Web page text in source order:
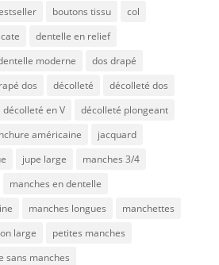
boutons tissu
col
dentelle en relief
moderne
dos drapé
dos décolleté
décolleté dos
décolleté en V
décolleté plongeant
américaine
jacquard
jupe large
manches 3/4
manches en dentelle
manches longues
manchettes
large
petites manches
sans manches